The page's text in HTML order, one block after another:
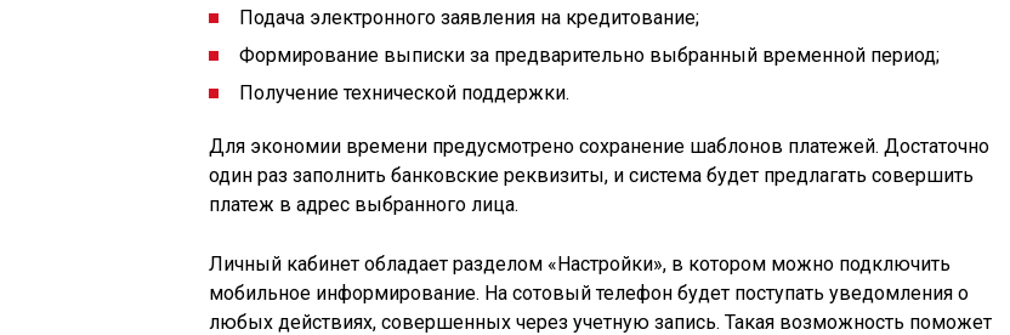
Подача электронного заявления на кредитование;
Формирование выписки за предварительно выбранный временной период;
Получение технической поддержки.
Для экономии времени предусмотрено сохранение шаблонов платежей. Достаточно
один раз заполнить банковские реквизиты, и система будет предлагать совершить
платеж в адрес выбранного лица.
Личный кабинет обладает разделом «Настройки», в котором можно подключить
мобильное информирование. На сотовый телефон будет поступать уведомления о
любых действиях, совершенных через учетную запись. Такая возможность поможет